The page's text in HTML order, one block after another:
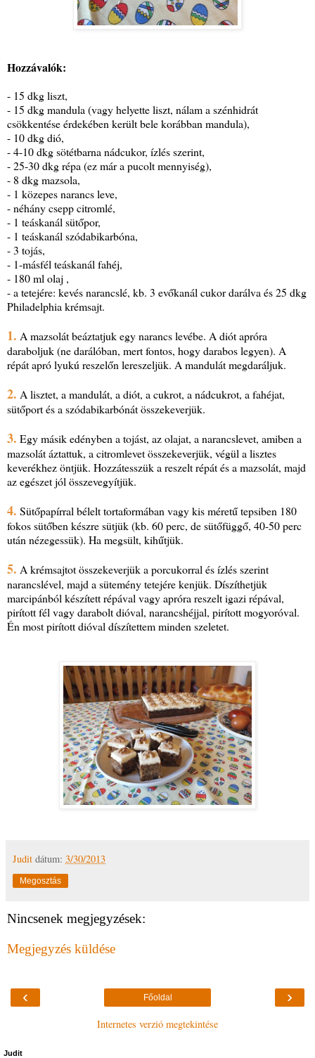
Hozzávalók:
- 15 dkg liszt,
- 15 dkg mandula (vagy helyette liszt, nálam a szénhidrát
csökkentése érdekében került bele korábban mandula),
- 10 dkg dió,
- 4-10 dkg sötétbarna nádcukor, ízlés szerint,
- 25-30 dkg répa (ez már a pucolt mennyiség),
- 8 dkg mazsola,
- 1 közepes narancs leve,
- néhány csepp citromlé,
- 1 teáskanál sütőpor,
- 1 teáskanál szódabikarbóna,
- 3 tojás,
- 1-másfél teáskanál fahéj,
- 180 ml olaj ,
- a tetejére: kevés narancslé, kb. 3 evőkanál cukor darálva és 25 dkg
Philadelphia krémsajt.
1. A mazsolát beáztatjuk egy narancs levébe. A diót apróra
daraboljuk (ne darálóban, mert fontos, hogy darabos legyen). A
répát apró lyukú reszelőn lereszeljük. A mandulát megdaráljuk.
2. A lisztet, a mandulát, a diót, a cukrot, a nádcukrot, a fahéjat,
sütőport és a szódabikarbónát összekeverjük.
3. Egy másik edényben a tojást, az olajat, a narancslevet, amiben a
mazsolát áztattuk, a citromlevet összekeverjük, végül a lisztes
keverékhez öntjük. Hozzátesszük a reszelt répát és a mazsolát, majd
az egészet jól összevegyítjük.
4. Sütőpapírral bélelt tortaformában vagy kis méretű tepsiben 180
fokos sütőben készre sütjük (kb. 60 perc, de sütőfüggő, 40-50 perc
után nézegessük). Ha megsült, kihűtjük.
5. A krémsajtot összekeverjük a porcukorral és ízlés szerint
narancslével, majd a sütemény tetejére kenjük. Díszíthetjük
marcipánból készített répával vagy apróra reszelt igazi répával,
pirított fél vagy darabolt dióval, narancshéjjal, pirított mogyoróval.
Én most pirított dióval díszítettem minden szeletet.
Judit dátum: 3/30/2013
Megosztás
Nincsenek megjegyzések:
Megjegyzés küldése
‹ ›
Főoldal
Internetes verzió megtekintése
Judit